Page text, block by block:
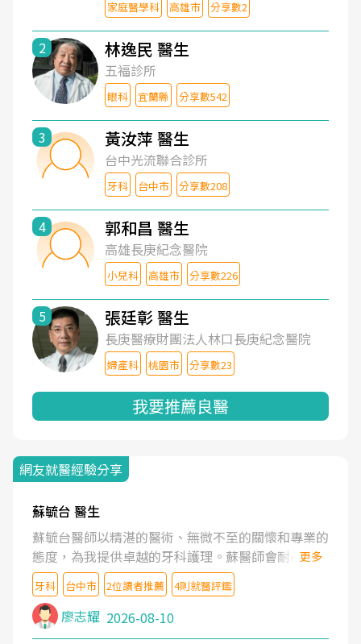
家庭醫學科 高雄市 分享數2
2 林逸民 醫生
五福診所
眼科 宜蘭縣 分享數542
3 黃汝萍 醫生
台中光流聯合診所
牙科 台中市 分享數208
4 郭和昌 醫生
高雄長庚紀念醫院
小兒科 高雄市 分享數226
5 張廷彰 醫生
長庚醫療財團法人林口長庚紀念醫院
婦產科 桃園市 分享數23
我要推薦良醫
網友就醫經驗分享
蘇毓台 醫生
蘇毓台醫師以精湛的醫術、無微不至的關懷和專業的
態度，為我提供卓越的牙科護理。蘇醫師會耐心了解
我的需求，清楚地解釋治療方案，並營造舒適溫馨的
就診體驗。蘇醫師更鼓勵我維護口腔健康。坦誠的說
蘇醫師是業內最頂尖的牙醫。蘇醫師的醫護團隊也是
一流的水準。
更多
牙科 台中市 2位讀者推薦 4則就醫評鑑
廖志耀 2026-08-10